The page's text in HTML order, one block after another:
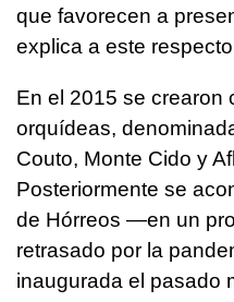
que favorecen a
explica a este
En el 2015 se crearon
orquídeas,
Couto, Monte Cido y
Posteriormente se
de Hórreos —en un
retrasado por la
inaugurada el pasado